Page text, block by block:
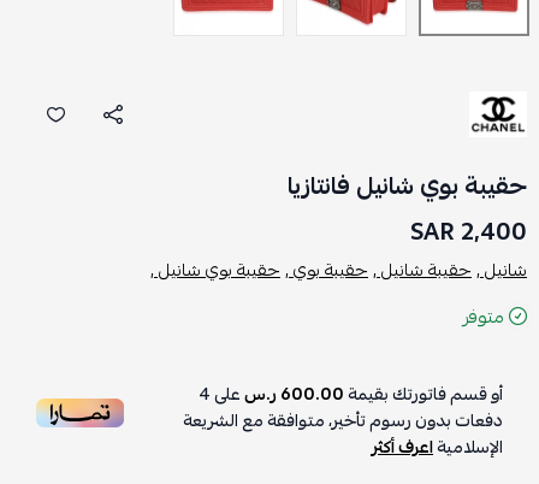
حقيبة بوي شانيل فانتازيا
2,400 SAR
شانيل ,حقيبة شانيل ,حقيبة بوي ,حقيبة بوي شانيل ,
متوفر
أو قسم فاتورتك بقيمة600.00 ر.س على4
دفعات بدون رسوم تأخير، متوافقة مع الشريعة
الإسلاميةاعرف أكثر